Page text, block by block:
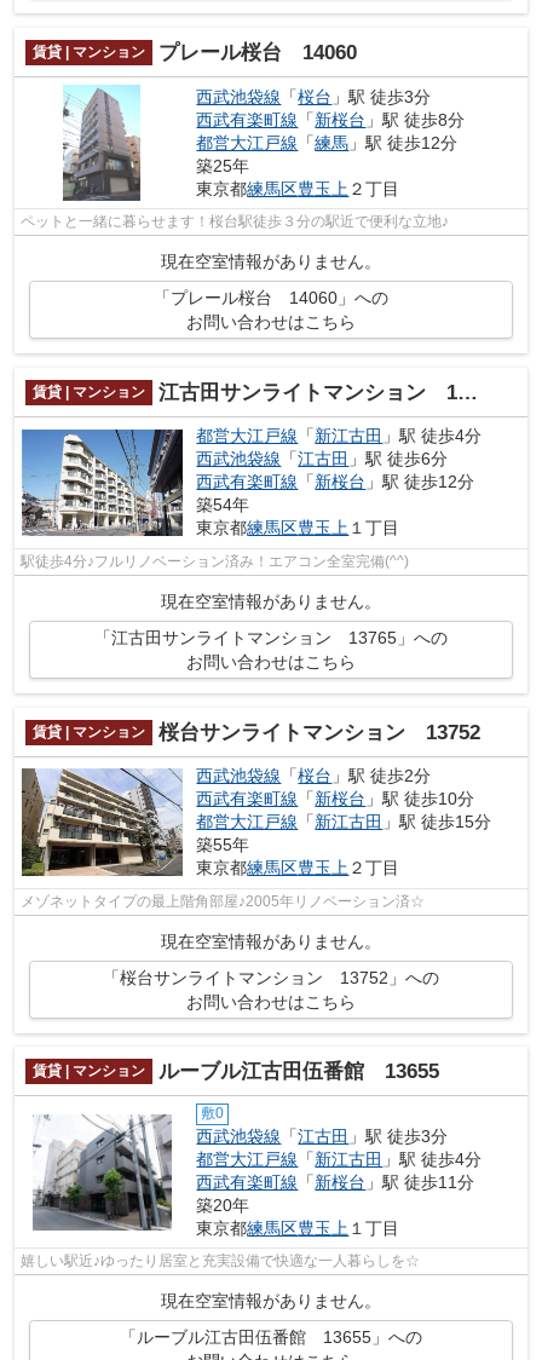
賃貸 | マンション プレール桜台 14060
西武池袋線 「桜台 」駅 徒歩3分
西武有楽町線 「新桜台 」駅 徒歩8分
都営大江戸線 「練馬 」駅 徒歩12分
築25年
東京都練馬区豊玉上 ２丁目
ペットと一緒に暮らせます！桜台駅徒歩３分の駅近で便利な立地♪
現在空室情報がありません。
「プレール桜台 14060」への
お問い合わせはこちら
賃貸 | マンション 江古田サンライトマンション 13765
都営大江戸線 「新江古田 」駅 徒歩4分
西武池袋線 「江古田 」駅 徒歩6分
西武有楽町線 「新桜台 」駅 徒歩12分
築54年
東京都練馬区豊玉上１丁目
駅徒歩4分♪フルリノベーション済み！エアコン全室完備(^^)
現在空室情報がありません。
「江古田サンライトマンション 13765」への
お問い合わせはこちら
賃貸 | マンション 桜台サンライトマンション 13752
西武池袋線 「桜台 」駅 徒歩2分
西武有楽町線 「新桜台 」駅 徒歩10分
都営大江戸線 「新江古田 」駅 徒歩15分
築55年
東京都練馬区豊玉上 ２丁目
メゾネットタイプの最上階角部屋♪2005年リノベーション済☆
現在空室情報がありません。
「桜台サンライトマンション 13752」への
お問い合わせはこちら
賃貸 | マンション ルーブル江古田伍番館 13655
敷0
西武池袋線 「江古田 」駅 徒歩3分
都営大江戸線 「新江古田 」駅 徒歩4分
西武有楽町線 「新桜台 」駅 徒歩11分
築20年
東京都練馬区豊玉上１丁目
嬉しい駅近♪ゆったり居室と充実設備で快適な一人暮らしを☆
現在空室情報がありません。
「ルーブル江古田伍番館 13655」への